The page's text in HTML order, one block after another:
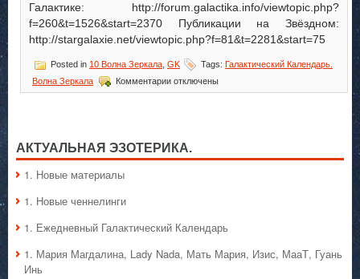
Галактике: http://forum.galactika.info/viewtopic.php?
f=260&t=1526&start=2370 Публикации на Звёздном:
http://stargalaxie.net/viewtopic.php?f=81&t=2281&start=75
Posted in 10 Волна Зеркала GK Tags: Галактический Календарь.
Волна Зеркала
Комментариик
записи
Зеркала
отключены
АКТУАЛЬНАЯ ЭЗОТЕРИКА.
1. Hовые материалы
1. Hовые ченнелинги
1. Ежедневный Галактический Календарь
1. Мария Магдалина, Lady Nada, Мать Мария, Изис, МааТ, Гуань
Инь